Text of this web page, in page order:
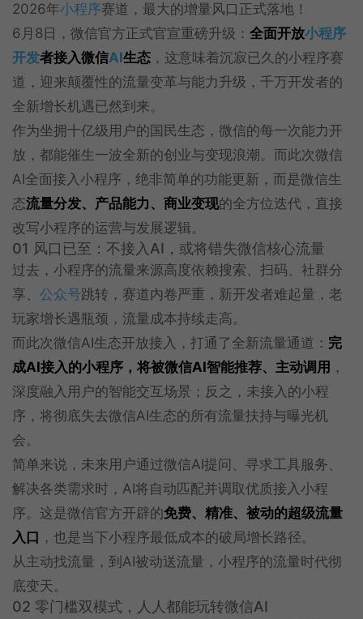
2026年小程序赛道，最大的增量风口正式落地！
6月8日，微信官方正式官宣重磅升级： 全面开放小程序
开发者接入微信AI生态 ，这意味着沉寂已久的小程序赛
道，迎来颠覆性的流量变革与能力升级，千万开发者的
全新增长机遇已然到来。
作为坐拥十亿级用户的国民生态，微信的每一次能力开
放，都能催生一波全新的创业与变现浪潮。而此次微信
AI全面接入小程序，绝非简单的功能更新，而是微信生
态流量分发、产品能力、商业变现的全方位迭代，直接
改写小程序的运营与发展逻辑。
01 风口已至：不接入AI，或将错失微信核心流量
过去，小程序的流量来源高度依赖搜索、扫码、社群分
享、 公众号跳转，赛道内卷严重，新开发者难起量，老
玩家增长遇瓶颈，流量成本持续走高。
而此次微信AI生态开放接入，打通了全新流量通道： 完
成AI接入的小程序，将被微信AI智能推荐、主动调用 ，
深度融入用户的智能交互场景；反之，未接入的小程
序，将彻底失去微信AI生态的所有流量扶持与曝光机
会。
简单来说，未来用户通过微信AI提问、寻求工具服务、
解决各类需求时，AI将自动匹配并调取优质接入小程
序。这是微信官方开辟的免费、精准、被动的超级流量
入口 ，也是当下小程序最低成本的破局增长路径。
从主动找流量，到AI被动送流量，小程序的流量时代彻
底变天。
02 零门槛双模式，人人都能玩转微信AI